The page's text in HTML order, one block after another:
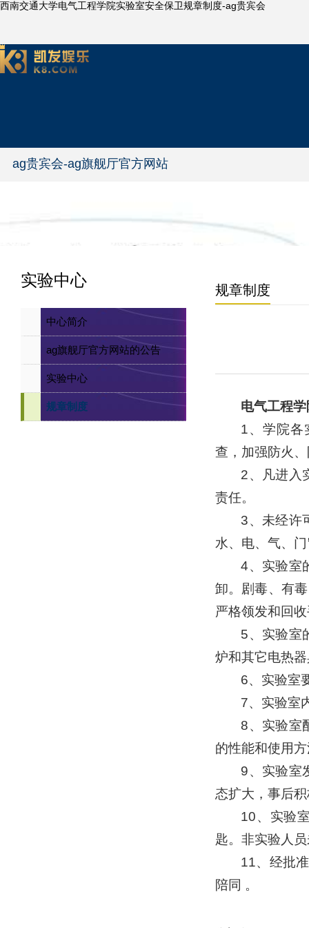
西南交通大学电气工程学院实验室安全保卫规章制度-ag贵宾会
ag贵宾会-ag旗舰厅官方网站
实验中心
中心简介
ag旗舰厅官方网站的公告
实验中心
规章制度
规章制度
电气工程
1、学院各
查，加强防火
2、凡进入
责任。
3、未经许
水、电、气、
4、实验室
卸。剧毒、有
严格领发和回
5、实验室
炉和其它电热
6、实验室
7、实验室
8、实验室
的性能和使用
9、实验室
态扩大，事后
10、实验
匙。非实验人
11、经批
陪同 。